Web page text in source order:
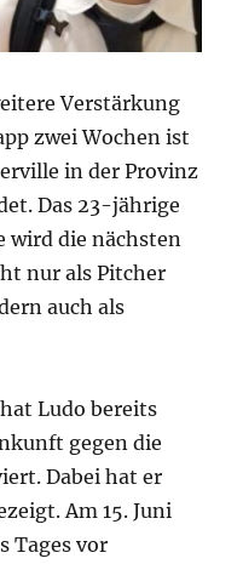
Verstärkung
zwei Wochen ist
in der Provinz
Das 23-jährige
wird die nächsten
nur als Pitcher
auch als
Ludo bereits
gegen die
Dabei hat er
Am 15. Juni
Tages vor